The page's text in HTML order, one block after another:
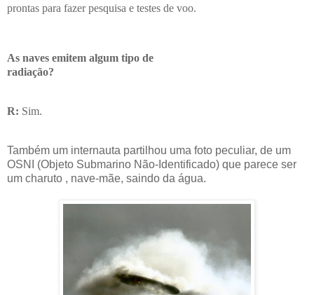
prontas para fazer pesquisa e testes de voo.
As naves emitem algum tipo de
radiação?
R: Sim.
Também um internauta partilhou uma foto peculiar, de um
OSNI (Objeto Submarino Não-Identificado) que parece ser
um charuto , nave-mãe, saindo da água.